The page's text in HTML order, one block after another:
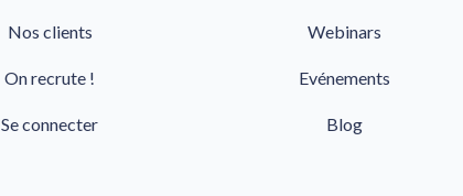
Nos clients
On recrute !
Se connecter
Webinars
Evénements
Blog